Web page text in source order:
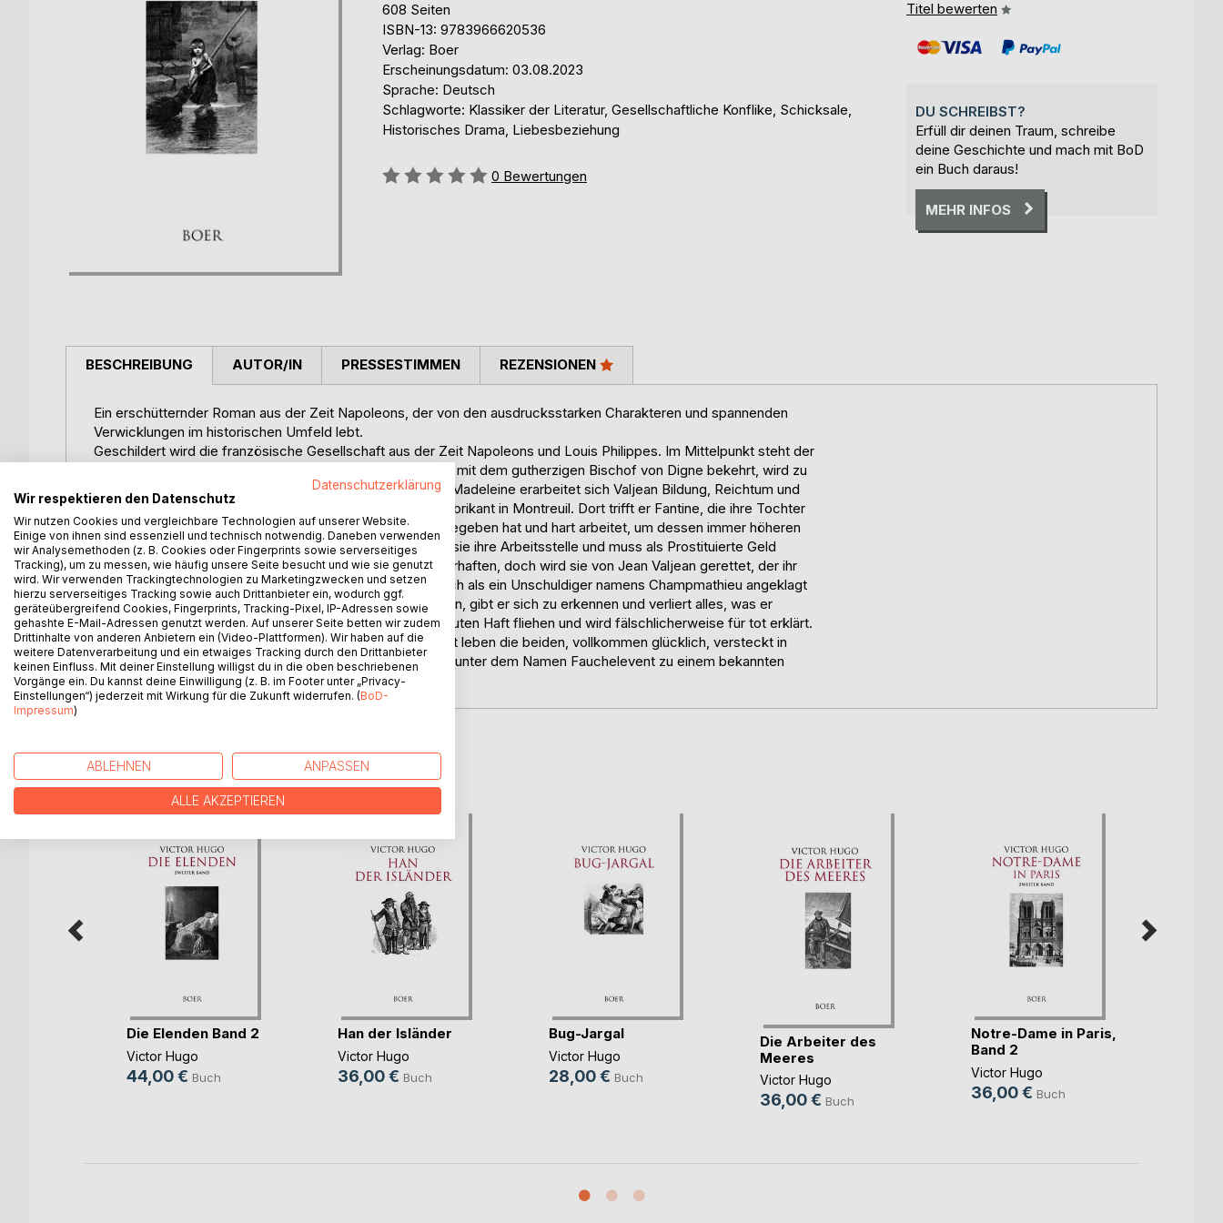
608 Seiten
ISBN-13: 9783966620536
Verlag: Boer
Erscheinungsdatum: 03.08.2023
Sprache: Deutsch
Schlagworte: Klassiker der Literatur, Gesellschaftliche Konflike, Schicksale,
Historisches Drama, Liebesbeziehung
Bewertung::
0 Bewertungen
Titel bewerten
DU SCHREIBST?
Erfüll dir deinen Traum, schreibe
deine Geschichte und mach mit BoD
ein Buch daraus!
MEHR INFOS
BESCHREIBUNG
Ein erschütternder Roman aus der Zeit Napoleons, der von den ausdrucksstarken Charakteren und spannenden
Verwicklungen im historischen Umfeld lebt.
Geschildert wird die französische Gesellschaft aus der Zeit Napoleons und Louis Philippes. Im Mittelpunkt steht der
ehemalige Sträfling Jean Valjean. Durch seine Begegnung mit dem gutherzigen Bischof von Digne bekehrt, wird zu
einem moralisch guten Menschen. Unter dem Namen M. Madeleine erarbeitet sich Valjean Bildung, Reichtum und
Ansehe; er wird sogar Bürgermeister und erfolgreicher Fabrikant in Montreuil. Dort trifft er Fantine, die ihre Tochter
Cosette dem habgierigen Gastwirt Thénardier in Pflege gegeben hat und hart arbeitet, um dessen immer höheren
Geldforderungen erfüllen zu können. Letztendlich verliert sie ihre Arbeitsstelle und muss als Prostituierte Geld
verdienen. Inspektor Javert, ein Polizeispitzel, lässt sie verhaften, doch wird sie von Jean Valjean gerettet, der ihr
verspricht, ihre die Tochter Cosette zurückzubringen. Doch als ein Unschuldiger namens Champmathieu angeklagt
wird, der untergetauchte ehemalige Häftling Valjean zu sein, gibt er sich zu erkennen und verliert alles, was er
aufgebaut hat. Fantine stirbt. Valjean kann aus seiner erneuten Haft fliehen und wird fälschlicherweise für tot erklärt.
Er befreit Cosette aus den Klauen Thénardiers. Lange Zeit leben die beiden, vollkommen glücklich, versteckt in
Paris. Jean Valjean konnte sein Vermögen retten und wird unter dem Namen Fauchelevent zu einem bekannten
Wohltäter.
AUTOR/IN PRESSESTIMMEN REZENSIONEN
WEITERE TITEL BEIBoD
Die Elenden Band 2
Victor Hugo
44,00 € Buch
Han der Isländer
Victor Hugo
36,00 € Buch
Bug-Jargal
Victor Hugo
28,00 € Buch
Die Arbeiter des
Meeres
Victor Hugo
36,00 € Buch
Notre-Dame in Paris,
Band 2
Victor Hugo
36,00 € Buch
Datenschutzerklärung
Wir respektieren den Datenschutz
Wir nutzen Cookies und vergleichbare Technologien auf unserer Website.
Einige von ihnen sind essenziell und technisch notwendig. Daneben verwenden
wir Analysemethoden (z. B. Cookies oder Fingerprints sowie serverseitiges
Tracking), um zu messen, wie häufig unsere Seite besucht und wie sie genutzt
wird. Wir verwenden Trackingtechnologien zu Marketingzwecken und setzen
hierzu serverseitiges Tracking sowie auch Drittanbieter ein, wodurch ggf.
geräteübergreifend Cookies, Fingerprints, Tracking-Pixel, IP-Adressen sowie
gehashte E-Mail-Adressen genutzt werden. Auf unserer Seite betten wir zudem
Drittinhalte von anderen Anbietern ein (Video-Plattformen). Wir haben auf die
weitere Datenverarbeitung und ein etwaiges Tracking durch den Drittanbieter
keinen Einfluss. Mit deiner Einstellung willigst du in die oben beschriebenen
Vorgänge ein. Du kannst deine Einwilligung (z. B. im Footer unter „Privacy-
Einstellungen“) jederzeit mit Wirkung für die Zukunft widerrufen. (BoD-
Impressum)
ABLEHNEN ANPASSEN
ALLE AKZEPTIEREN